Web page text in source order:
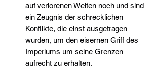
auf verlorenen Welten noch und sind
ein Zeugnis der schrecklichen
Konflikte, die einst ausgetragen
wurden, um den eisernen Griff des
Imperiums um seine Grenzen
aufrecht zu erhalten.